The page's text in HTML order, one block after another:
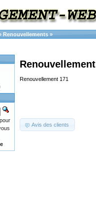
Renouvellements »
Renouvellement
Renouvellement 171
Avis des clients